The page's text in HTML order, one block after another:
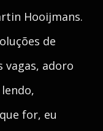
Hooijmans.
de
vagas, adoro
for, eu